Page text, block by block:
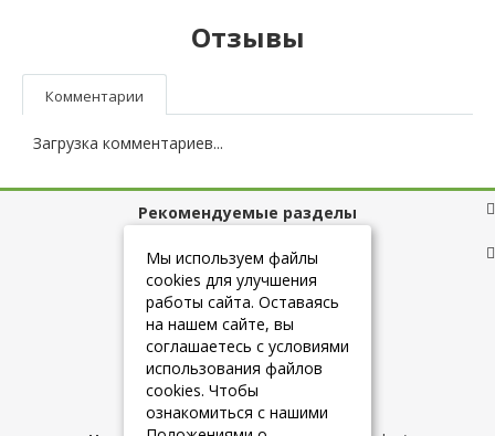
Отзывы
Комментарии
Загрузка комментариев...
Рекомендуемые разделы
Полезные ссылки
+7 (925) 084-10-60
Мы используем файлы
cookies для улучшения
работы сайта. Оставаясь
на нашем сайте, вы
соглашаетесь с условиями
использования файлов
cookies. Чтобы
ознакомиться с нашими